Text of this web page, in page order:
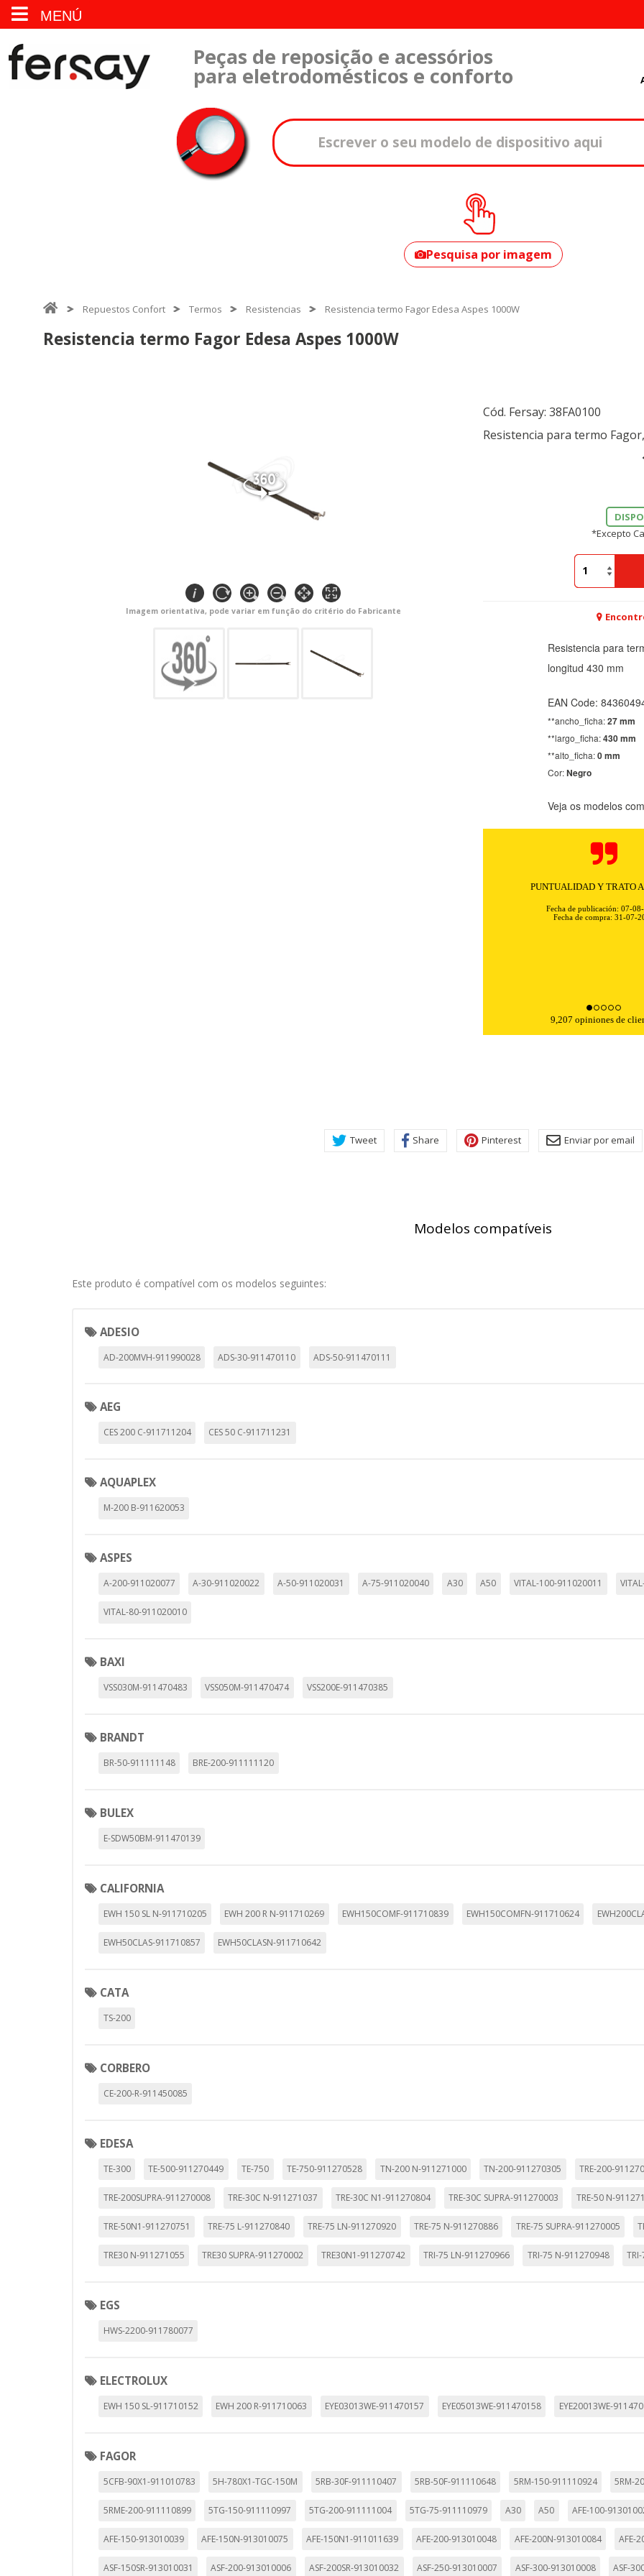
MENÚ
Peças de reposição e acessórios
para eletrodomésticos e conforto
seu modelo?
Pesquisa por imagem
Repuestos Confort Termos Resistencias Resistencia termo Fagor Edesa Aspes 1000W
Resistencia termo Fagor Edesa Aspes 1000W
Imagem orientativa, pode variar em função do critério do Fabricante
Cód. Fersay: 38FA0100
Resistencia para termo
*Excepto
Resistencia para
longitud 430 mm
EAN Code:
**ancho_ficha:27 mm
**largo_ficha:430 mm
**alto_ficha:0 mm
Cor:Negro
Veja os modelos
Rapidez y excelente
Fecha de publicación: 07-
9,207 opiniones de
Tweet Share Pinterest Enviar por email
Modelos compatíveis
Este produto é compatível com os modelos seguintes:
ADESIO
AD-200MVH-911990028 ADS-30-911470110 ADS-50-911470111
AEG
CES 200 C-911711204 CES 50 C-911711231
AQUAPLEX
M-200 B-911620053
ASPES
A-200-911020077 A-30-911020022 A-50-911020031 A-75-911020040 A30 A50 VITAL-100-911020011
VITAL-80-911020010
BAXI
VSS030M-911470483 VSS050M-911470474 VSS200E-911470385
BRANDT
BR-50-911111148 BRE-200-911111120
BULEX
E-SDW50BM-911470139
CALIFORNIA
EWH 150 SL N-911710205 EWH 200 R N-911710269 EWH150COMF-911710839 EWH150COMFN-911710624
EWH50CLAS-911710857 EWH50CLASN-911710642
CATA
TS-200
CORBERO
CE-200-R-911450085
EDESA
TE-300 TE-500-911270449 TE-750 TE-750-911270528 TN-200 N-911271000 TN-200-911270305 TRE-200-
TRE-200SUPRA-911270008 TRE-30C N-911271037 TRE-30C N1-911270804 TRE-30C SUPRA-911270003 TRE-50 N-
TRE-50N1-911270751 TRE-75 L-911270840 TRE-75 LN-911270920 TRE-75 N-911270886 TRE-75 SUPRA-911270005
TRE30 N-911271055 TRE30 SUPRA-911270002 TRE30N1-911270742 TRI-75 LN-911270966 TRI-75 N-911270948
EGS
HWS-2200-911780077
ELECTROLUX
EWH 150 SL-911710152 EWH 200 R-911710063 EYE03013WE-911470157 EYE05013WE-911470158 EYE20013WE-
FAGOR
5CFB-90X1-911010783 5H-780X1-TGC-150M 5RB-30F-911110407 5RB-50F-911110648 5RM-150-911110924 5RM-
5RME-200-911110899 5TG-150-911110997 5TG-200-911111004 5TG-75-911110979 A30 A50 AFE-100-
AFE-150-913010039 AFE-150N-913010075 AFE-150N1-911011639 AFE-200-913010048 AFE-200N-913010084 AFE-
ASF-150SR-913010031 ASF-200-913010006 ASF-200SR-913010032 ASF-250-913010007 ASF-300-913010008 ASF-
Estas cookies son necesarias para que el sitio web funcione y no se pueden desactivar en
estas cookies es agregada y, por lo tanto, es anónima.
Estas cookies pueden ser establecidas a través de nuestro sitio por nuestros socios publicitarios.
política de cookies